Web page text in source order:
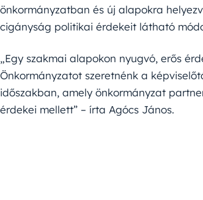
önkormányzatban és új alapokra
cigányság politikai érdekeit látható
„Egy szakmai alapokon nyugvó, erős
Önkormányzatot szeretnénk a
időszakban, amely önkormányzat
érdekei mellett” – írta Agócs János.